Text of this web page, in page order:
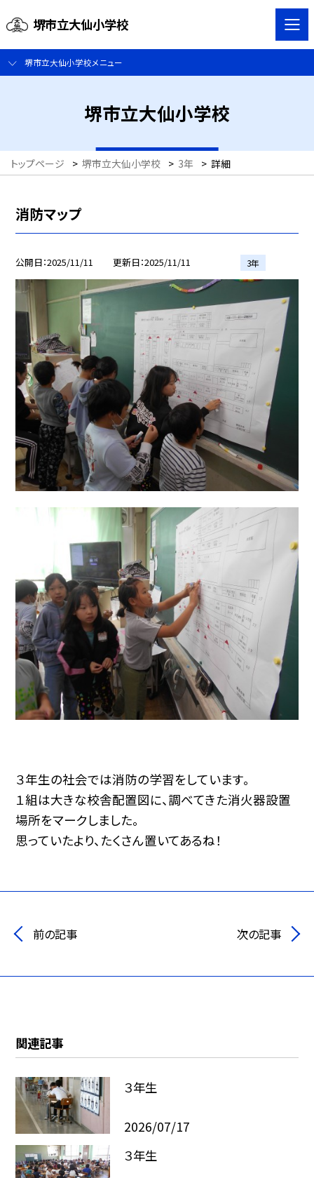
堺市立大仙小学校
堺市立大仙小学校メニュー
堺市立大仙小学校
トップページ > 堺市立大仙小学校 > 3年 > 詳細
消防マップ
公開日 2025/11/11 更新日 2025/11/11 3年
３年生の社会では消防の学習をしています。
１組は大きな校舎配置図に、調べてきた消火器設置
場所をマークしました。
思っていたより、たくさん置いてあるね！
前の記事 次の記事
関連記事
３年生
2026/07/17
３年生